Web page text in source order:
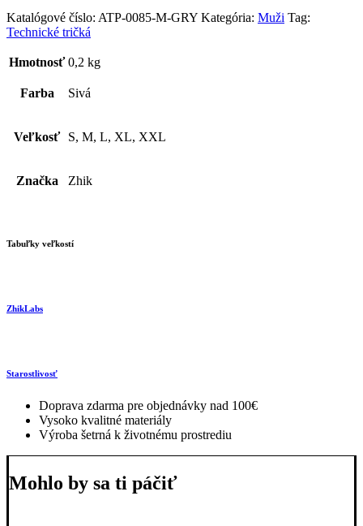
Katalógové číslo: ATP-0085-M-GRY Kategória: Muži Tag:
Technické tričká
Hmotnosť 0,2 kg
Farba Sivá
Veľkosť S, M, L, XL, XXL
Značka Zhik
Tabuľky veľkostí
ZhikLabs
Starostlivosť
Doprava zdarma pre objednávky nad 100€
Vysoko kvalitné materiály
Výroba šetrná k životnému prostrediu
Mohlo by sa ti páčiť